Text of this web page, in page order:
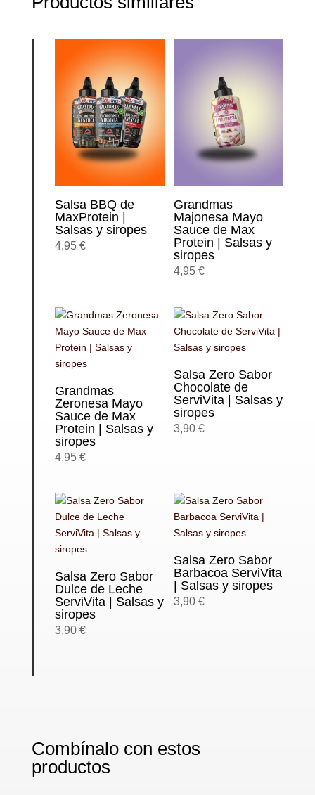
Salsa BBQ de
MaxProtein |
Salsas y siropes
4,95 €
Grandmas
Majonesa Mayo
Sauce de Max
Protein | Salsas y
siropes
4,95 €
Grandmas
Zeronesa Mayo
Sauce de Max
Protein | Salsas y
siropes
4,95 €
Salsa Zero Sabor
Chocolate de
ServiVita | Salsas y
siropes
3,90 €
Salsa Zero Sabor
Dulce de Leche
ServiVita | Salsas y
siropes
3,90 €
Salsa Zero Sabor
Barbacoa ServiVita
| Salsas y siropes
3,90 €
Combínalo con estos
productos